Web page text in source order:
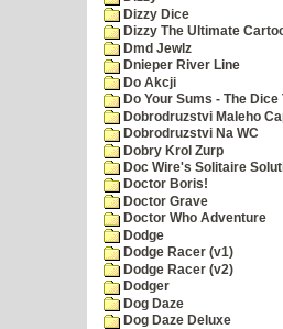
Dizzy Dice
Dizzy The Ultimate
Dmd Jewlz
Dnieper River Line
Do Akcji
Do Your Sums - The
Dobrodruzstvi Maleho
Dobrodruzstvi Na WC
Dobry Krol Zurp
Doc Wire's Solitaire
Doctor Boris!
Doctor Grave
Doctor Who Adventure
Dodge
Dodge Racer (v1)
Dodge Racer (v2)
Dodger
Dog Daze
Dog Daze Deluxe